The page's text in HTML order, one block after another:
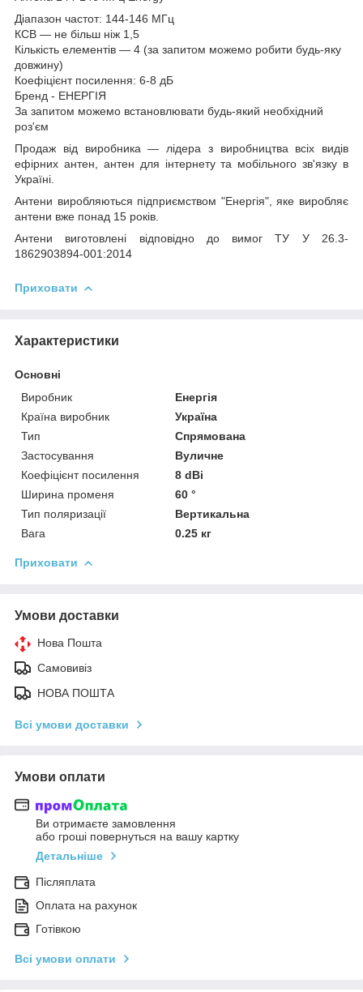
Діапазон частот: 144-146 МГц
КСВ — не більш ніж 1,5
Кількість елементів — 4 (за запитом можемо робити будь-яку
довжину)
Коефіцієнт посилення: 6-8 дБ
Бренд - ЕНЕРГІЯ
За запитом можемо встановлювати будь-який необхідний
роз'єм
Продаж від виробника — лідера з виробництва всіх видів
ефірних антен, антен для інтернету та мобільного зв'язку в
Україні.
Антени виробляються підприємством "Енергія", яке виробляє
антени вже понад 15 років.
Антени виготовлені відповідно до вимог ТУ У 26.3-
1862903894-001:2014
Приховати
Характеристики
Основні
Виробник
Енергія
Країна виробник
Україна
Тип
Спрямована
Застосування
Вуличне
Коефіцієнт посилення
8 dBi
Ширина променя
60 °
Тип поляризації
Вертикальна
Вага
0.25 кг
Приховати
Умови доставки
Нова Пошта
Самовивіз
НОВА ПОШТА
Всі умови доставки
Умови оплати
Ви отримаєте замовлення
або гроші повернуться на вашу картку
Детальніше
Післяплата
Оплата на рахунок
Готівкою
Всі умови оплати